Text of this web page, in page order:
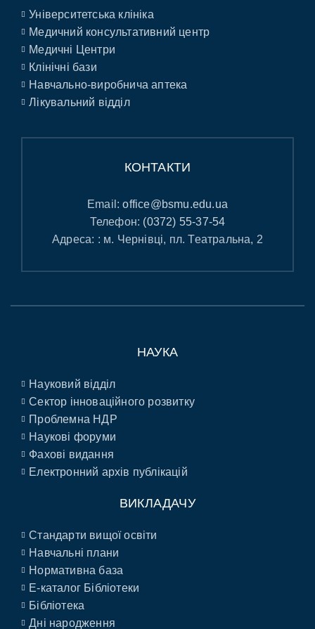
Університетська клініка
Медичний консультативний центр
Медичні Центри
Клінічні бази
Навчально-виробнича аптека
Лікувальний відділ
КОНТАКТИ
Email:office@bsmu.edu.ua
Телефон: (0372) 55-37-54
Адреса: : м. Чернівці, пл. Театральна, 2
НАУКА
Науковий відділ
Сектор інноваційного розвитку
Проблемна НДР
Наукові форуми
Фахові видання
Електронний архів публікацій
ВИКЛАДАЧУ
Стандарти вищої освіти
Навчальні плани
Нормативна база
E-каталог Бібліотеки
Бібліотека
Дні народження